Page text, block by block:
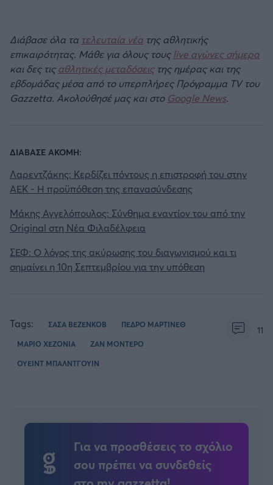
Διάβασε όλα τα τελευταία νέα της αθλητικής
επικαιρότητας. Μάθε για όλους τους live αγώνες σήμερα
και δες τιςαθλητικές μεταδόσειςτης ημέρας και της
εβδομάδας μέσα από το υπερπλήρες Πρόγραμμα TV του
Gazzetta. Ακολούθησέ μας και στο Google News.
ΔΙΑΒΑΣΕ ΑΚΟΜΗ:
Λαρεντζάκης: Κερδίζει πόντους η επιστροφή του στην
ΑΕΚ - Η προϋπόθεση της επανασύνδεσης
Μάκης Αγγελόπουλος: Σύνθημα εναντίον του από την
Original στη Νέα Φιλαδέλφεια
ΣΕΦ: Ο λόγος της ακύρωσης του διαγωνισμού και τι
σημαίνει η 10η Σεπτεμβρίου για την υπόθεση
Tags: ΣΑΣΑ ΒΕΖΕΝΚΟΒ
ΠΕΔΡΟ ΜΑΡΤΙΝΕΘ
ΜΑΡΙΟ ΧΕΖΟΝΙΑ
ΖΑΝ ΜΟΝΤΕΡΟ
ΟΥΕΙΝΤ ΜΠΑΛΝΤΓΟΥΙΝ
11
Για να προσθέσεις το σχόλιο
σου πρέπει να συνδεθείς